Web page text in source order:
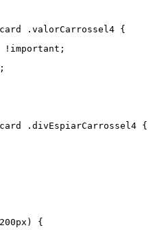
.valorCarrossel4 {
!important;
.divEspiarCarrossel4 {
{